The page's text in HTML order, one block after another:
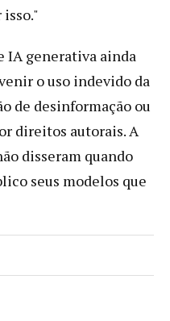
IA generativa ainda
o uso indevido da
de desinformação ou
direitos autorais. A
disseram quando
seus modelos que